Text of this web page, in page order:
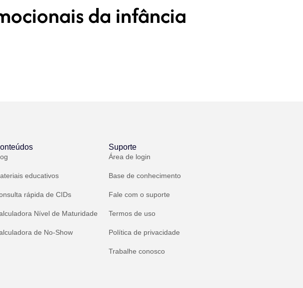
da infância
educativos
rápida de CIDs
Nível de Maturidade
de No-Show
Suporte
Área de login
Base de conhecimento
Fale com o suporte
Termos de uso
Política de privacidade
Trabalhe conosco